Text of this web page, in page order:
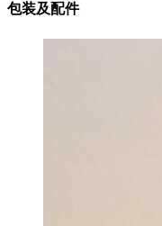
包装及配件